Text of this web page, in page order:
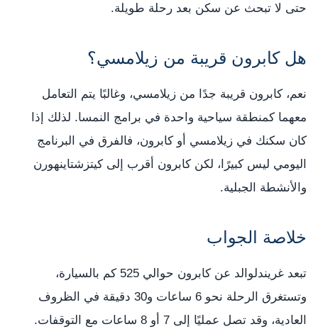
حتى لا تبحث عن سكن بعد رحلة طويلة.
هل كابرون قريبة من زيلامسي؟
نعم، كابرون قريبة جدًا من زيلامسي، وغالبًا يتم التعامل
معهما كمنطقة سياحية واحدة في برامج النمسا. لذلك إذا
كان سكنك في زيلامسي أو كابرون، فالفرق في البرنامج
اليومي ليس كبيرًا، لكن كابرون أقرب إلى كيتزشتاينهورن
والأنشطة الجبلية.
خلاصة الجواب
تبعد غريندلوالد عن كابرون حوالي 525 كم بالسيارة،
وتستغرق الرحلة نحو 6 ساعات و30 دقيقة في الظروف
العادية، وقد تصل عمليًا إلى 7 أو 8 ساعات مع التوقفات.